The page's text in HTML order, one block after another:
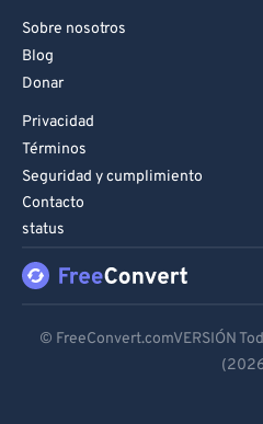
Sobre nosotros
Blog
Donar
Privacidad
Términos
Seguridad y cumplimiento
Contacto
status
© FreeConvert.comVERSIÓN